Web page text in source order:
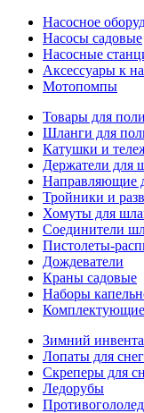
Насосное
Насосы садовые
Насосные
Аксессуары к
Мотопомпы
Товары для
Шланги для
Катушки и
Держатели для
Направляющие
Тройники и
Хомуты для
Соединители
Пистолеты-
Дождеватели
Краны садовые
Наборы
Комплектующие
Зимний
Лопаты для
Скреперы для
Ледорубы